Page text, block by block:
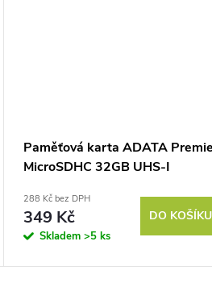
Paměťová karta ADATA
MicroSDHC 32GB UHS-I
288 Kč bez DPH
349 Kč
Skladem >5 ks
DO KOŠÍKU